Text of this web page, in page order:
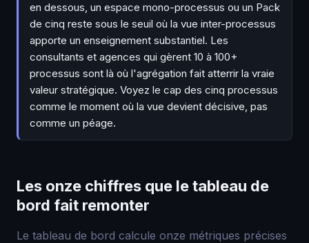
en dessous, un espace mono-processus ou un Pack
de cinq reste sous le seuil où la vue inter-processus
apporte un enseignement substantiel. Les
consultants et agences qui gèrent 10 à 100+
processus sont là où l'agrégation fait atterrir la vraie
valeur stratégique. Voyez le cap des cinq processus
comme le moment où la vue devient décisive, pas
comme un péage.
Les onze chiffres que le tableau de
bord fait remonter
Le tableau de bord calcule onze métriques précises